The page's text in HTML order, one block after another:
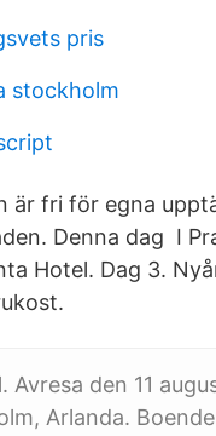
pris
stockholm
är fri för egna
Denna dag I
Hotel. Dag 3.
Avresa den 11
Arlanda.